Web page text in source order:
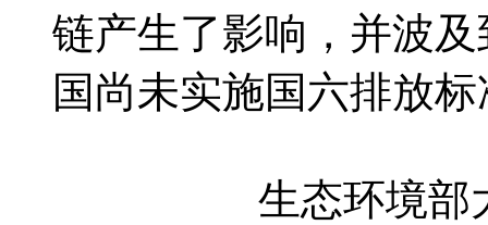
链产生了影响，并波
国尚未实施国六排放
生态环境部